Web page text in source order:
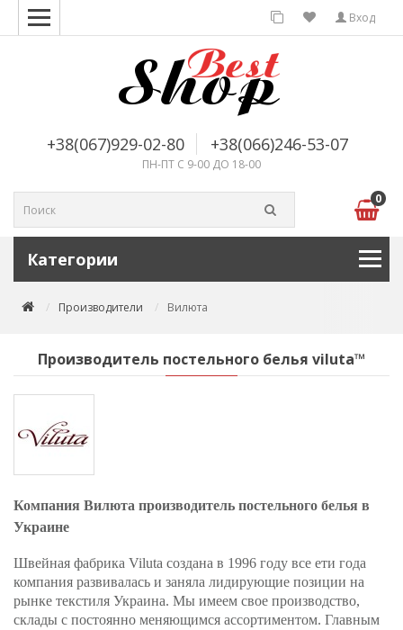
Вход
+38(067)929-02-80 +38(066)246-53-07
ПН-ПТ С 9-00 ДО 18-00
0
Категории
Производители Вилюта
Производитель постельного белья viluta™
Компания Вилюта производитель постельного белья в
Украине
Швейная фабрика Viluta создана в 1996 году все ети года
компания развивалась и заняла лидирующие позиции на
рынке текстиля Украина. Мы имеем свое производство,
склады с постоянно меняющимся ассортиментом. Главным